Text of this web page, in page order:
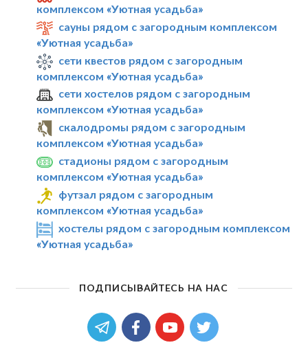
комплексом «Уютная усадьба»
сауны рядом с загородным комплексом
«Уютная усадьба»
сети квестов рядом с загородным
комплексом «Уютная усадьба»
сети хостелов рядом с загородным
комплексом «Уютная усадьба»
скалодромы рядом с загородным
комплексом «Уютная усадьба»
стадионы рядом с загородным
комплексом «Уютная усадьба»
футзал рядом с загородным
комплексом «Уютная усадьба»
хостелы рядом с загородным комплексом
«Уютная усадьба»
ПОДПИСЫВАЙТЕСЬ НА НАС